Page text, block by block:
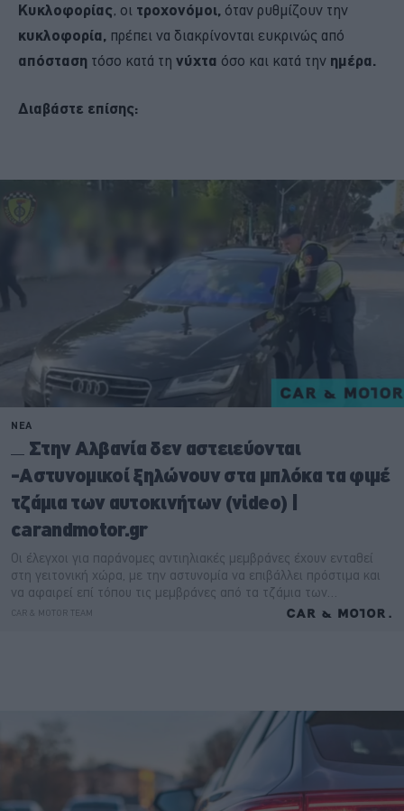
Κυκλοφορίας, οι τροχονόμοι, όταν ρυθμίζουν την
κυκλοφορία, πρέπει να διακρίνονται ευκρινώς από
απόσταση τόσο κατά τη νύχτα όσο και κατά την ημέρα.
Διαβάστε επίσης: